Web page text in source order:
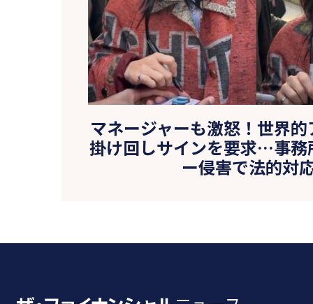
マネージャーも激怒！世界
掛け回しサインを要求…事務
ー侵害で法的対